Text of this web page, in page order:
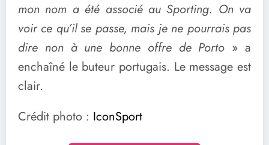
mon nom a été associé au Sporting. On va
voir ce qu’il se passe, mais je ne pourrais pas
dire non à une bonne offre de Porto » a
enchaîné le buteur portugais. Le message est
clair.
Crédit photo : IconSport